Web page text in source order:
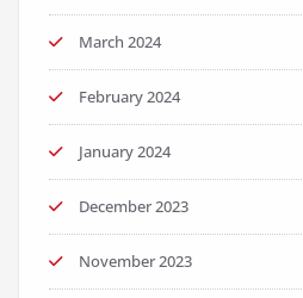
March 2024
February 2024
January 2024
December 2023
November 2023